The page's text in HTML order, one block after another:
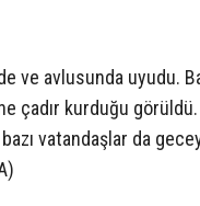
ve avlusunda uyudu.
çadır kurduğu
vatandaşlar da